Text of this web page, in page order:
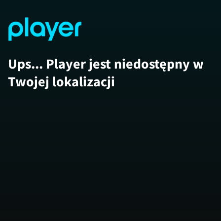
Ups... Player jest niedostępny w
Twojej lokalizacji